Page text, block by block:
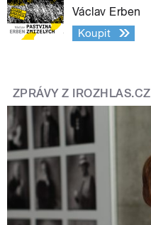
Václav Erben
Koupit
ZPRÁVY Z IROZHLAS.CZ